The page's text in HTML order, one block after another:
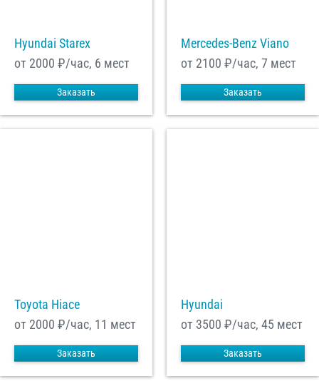
Hyundai Starex
от 2000 ₽/час, 6 мест
Заказать
Mercedes-Benz Viano
от 2100 ₽/час, 7 мест
Заказать
Toyota Hiace
от 2000 ₽/час, 11 мест
Заказать
Hyundai
от 3500 ₽/час, 45 мест
Заказать
обработку моих Персональных данных